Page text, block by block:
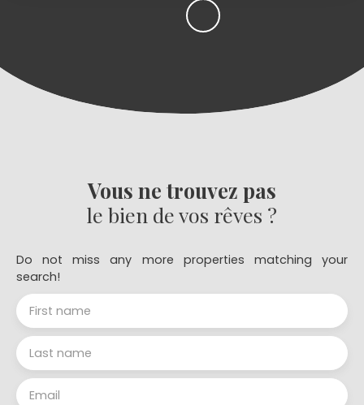
Vous ne trouvez pas
le bien de vos rêves ?
Do not miss any more properties matching your
search!
First name
Last name
Email